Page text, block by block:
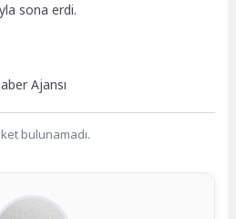
sona erdi.
Ajansı
bulunamadı.